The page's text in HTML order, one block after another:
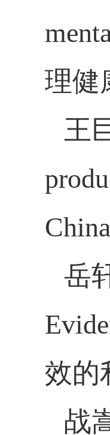
理健
王
岳
效的
战